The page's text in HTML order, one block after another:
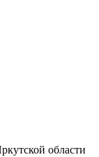
области